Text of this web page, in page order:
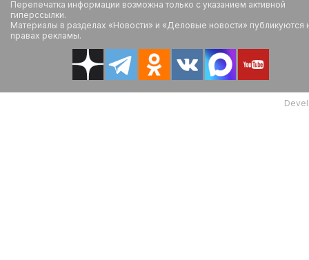
Перепечатка информации возможна только с указанием активной
гиперссылки.
Материалы в разделах «Новости» и «Деловые новости» публикуются
правах рекламы.